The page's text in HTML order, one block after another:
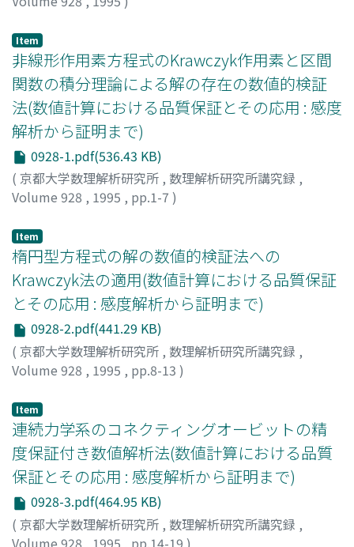
Item
非線形作用素方程式のKrawczyk作用素と区間
関数の積分理論による解の存在の数値的検証
法(数値計算における品質保証とその応用 : 感度
解析から証明まで)
0928-1.pdf(536.43 KB)
( 京都大学数理解析研究所 , 数理解析研究所講究録 ,
Volume 928 , 1995 , pp.1-7 )
Item
楕円型方程式の解の数値的検証法への
Krawczyk法の適用(数値計算における品質保証
とその応用 : 感度解析から証明まで)
0928-2.pdf(441.29 KB)
( 京都大学数理解析研究所 , 数理解析研究所講究録 ,
Volume 928 , 1995 , pp.8-13 )
Mitsuhiro T.
Item
連続力学系のコネクティングオービットの精
度保証付き数値解析法(数値計算における品質
保証とその応用 : 感度解析から証明まで)
0928-3.pdf(464.95 KB)
( 京都大学数理解析研究所 , 数理解析研究所講究録 ,
Volume 928
1995 pp.14-19 )